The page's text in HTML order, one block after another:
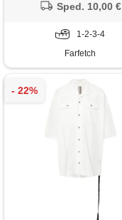
Sped. 10,00 €
1-2-3-4
Farfetch